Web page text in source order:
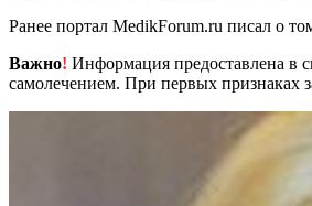
Ранее портал MedikForum.ru писал о
Важно! Информация предоставлена в
самолечением. При первых признаках